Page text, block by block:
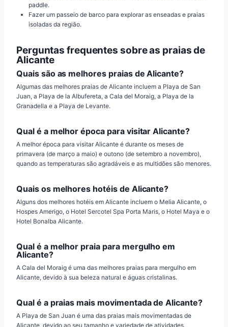
paddle.
Fazer um passeio de barco para explorar as enseadas e praias
isoladas da região.
Perguntas frequentes sobre as praias de
Alicante
Quais são as melhores praias de Alicante?
Algumas das melhores praias de Alicante incluem a Playa de San
Juan, a Playa de la Albufereta, a Cala del Moraig, a Playa de la
Granadella e a Playa de Levante.
Qual é a melhor época para visitar Alicante?
A melhor época para visitar Alicante é durante os meses de
primavera (de março a maio) e outono (de setembro a novembro),
quando as temperaturas são agradáveis e as multidões são menores.
Quais os melhores hotéis de Alicante?
Alguns dos melhores hotéis em Alicante incluem o Melia Alicante, o
Hospes Amerigo, o Hotel Sercotel Spa Porta Maris, o Hotel Maya e o
Hotel Bonalba Alicante.
Qual é a melhor praia para mergulho em
Alicante?
A Cala del Moraig é uma das melhores praias para mergulho em
Alicante, devido à sua beleza natural e águas cristalinas.
Qual é a praias mais movimentada de Alicante?
A Playa de San Juan é uma das praias mais movimentadas de
Alicante, devido ao seu tamanho e variedade de atividades.